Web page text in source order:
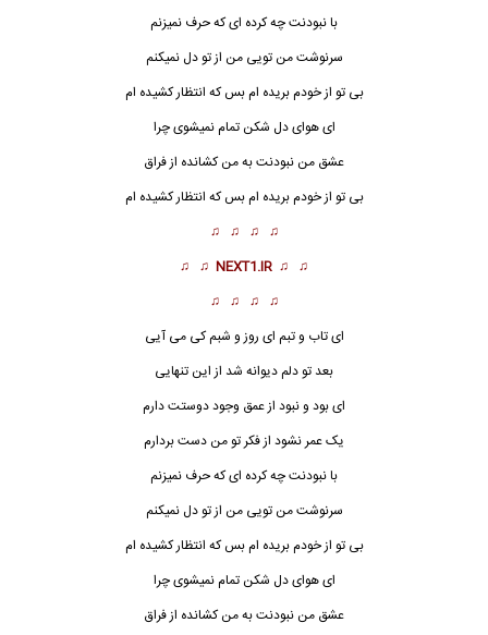
با نبودنت چه کرده ای که حرف نمیزنم
سرنوشت من تویی من از تو دل نمیکنم
بی تو از خودم بریده ام بس که انتظار کشیده ام
ای هوای دل شکن تمام نمیشوی چرا
عشق من نبودنت به من کشانده از فراق
بی تو از خودم بریده ام بس که انتظار کشیده ام
♫ ♫ ♫ ♫
♫ ♫
NEXT1.IR
♫ ♫
♫ ♫ ♫ ♫
ای تاب و تبم ای روز و شبم کی می آیی
بعد تو دلم دیوانه شد از این تنهایی
ای بود و نبود از عمق وجود دوستت دارم
یک عمر نشود از فکر تو من دست بردارم
با نبودنت چه کرده ای که حرف نمیزنم
سرنوشت من تویی من از تو دل نمیکنم
بی تو از خودم بریده ام بس که انتظار کشیده ام
ای هوای دل شکن تمام نمیشوی چرا
عشق من نبودنت به من کشانده از فراق